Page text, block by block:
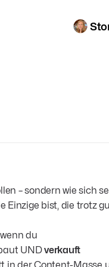
– sondern wie sich
Einzige bist, die trotz
du
UNDverkauft